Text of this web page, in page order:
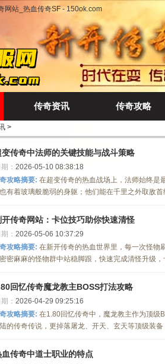
网站_热血传奇SF - 150ok.com
传奇资讯 传奇攻略
>
变传奇中法师的关键技能与战斗策略
期： 2026-05-10 08:38:18
攻略摘要: 在超变传奇的热血战场上，法师始终是
有着玻璃般脆弱的身躯；他们能在千里之外取敌
开传奇网站：卡位技巧助你快速清怪
期： 2026-05-06 10:37:29
攻略摘要: 在新开传奇的热血世界里，每一次怪物
密麻麻的怪物群中站稳脚跟，快速完成清怪升级
回忆传奇魔龙教主BOSS打法攻略
期： 2026-04-29 09:25:16
攻略摘要: 在1.80回忆传奇中，魔龙教主作为顶级
的传奇传说，更掉落屠龙、开天、玄天等顶级装
血传奇中道士职业的特点